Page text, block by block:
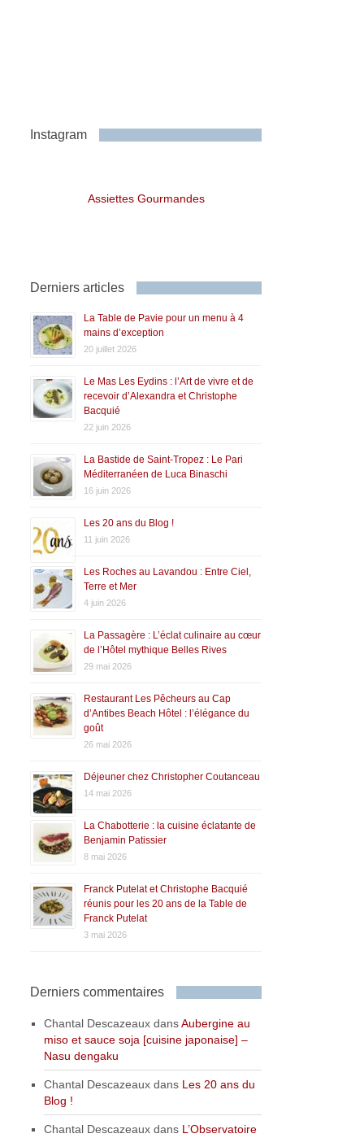
Instagram
Assiettes Gourmandes
Derniers articles
La Table de Pavie pour un menu à 4
mains d’exception
20 juillet 2026
Le Mas Les Eydins : l’Art de vivre et de
recevoir d’Alexandra et Christophe
Bacquié
22 juin 2026
La Bastide de Saint-Tropez : Le Pari
Méditerranéen de Luca Binaschi
16 juin 2026
Les 20 ans du Blog !
11 juin 2026
Les Roches au Lavandou : Entre Ciel,
Terre et Mer
4 juin 2026
La Passagère : L’éclat culinaire au cœur
de l’Hôtel mythique Belles Rives
29 mai 2026
Restaurant Les Pêcheurs au Cap
d’Antibes Beach Hôtel : l’élégance du
goût
26 mai 2026
Déjeuner chez Christopher Coutanceau
14 mai 2026
La Chabotterie : la cuisine éclatante de
Benjamin Patissier
8 mai 2026
Franck Putelat et Christophe Bacquié
réunis pour les 20 ans de la Table de
Franck Putelat
3 mai 2026
Derniers commentaires
Chantal Descazeaux dansAubergine au
miso et sauce soja [cuisine japonaise] –
Nasu dengaku
Chantal Descazeaux dans Les 20 ans du
Blog !
Chantal Descazeaux dans L’Observatoire